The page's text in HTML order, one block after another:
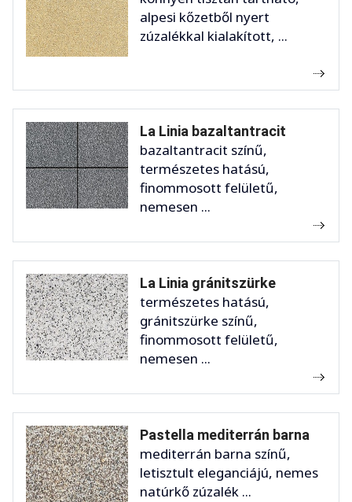
alpesi kőzetből nyert
zúzalékkal kialakított, ...
La Linia bazaltantracit
bazaltantracit színű,
természetes hatású,
finommosott felületű,
nemesen ...
La Linia gránitszürke
természetes hatású,
gránitszürke színű,
finommosott felületű,
nemesen ...
Pastella mediterrán barna
mediterrán barna színű,
letisztult eleganciájú, nemes
natúrkő zúzalék ...